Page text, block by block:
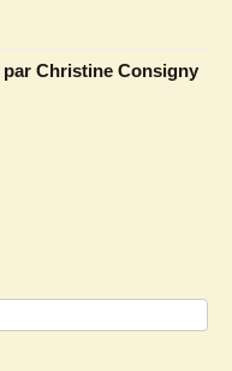
par Christine Consigny